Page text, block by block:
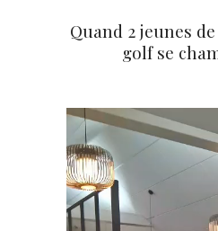
Quand 2 jeunes
golf se
Lecteur
vidéo